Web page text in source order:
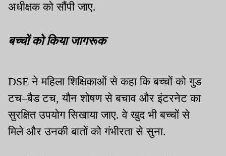
अधीक्षक को सौंपी जाए.
बच्चों को किया जागरूक
DSE ने महिला शिक्षिकाओं से कहा कि बच्चों को गुड
टच–बैड टच, यौन शोषण से बचाव और इंटरनेट का
सुरक्षित उपयोग सिखाया जाए. वे खुद भी बच्चों से
मिले और उनकी बातों को गंभीरता से सुना.